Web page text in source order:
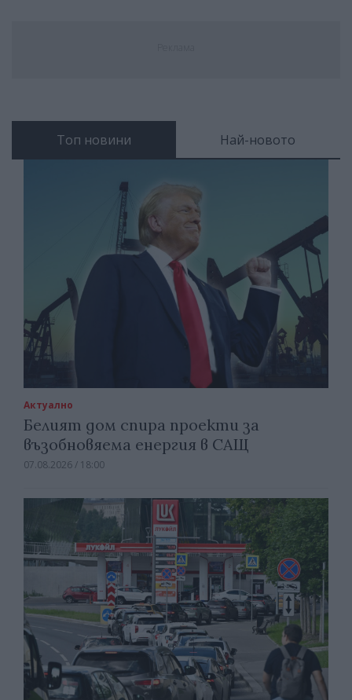
Топ новини Най-новото
Актуално
Белият дом спира проекти за
възобновяема енергия в САЩ
07.08.2026 / 18:00